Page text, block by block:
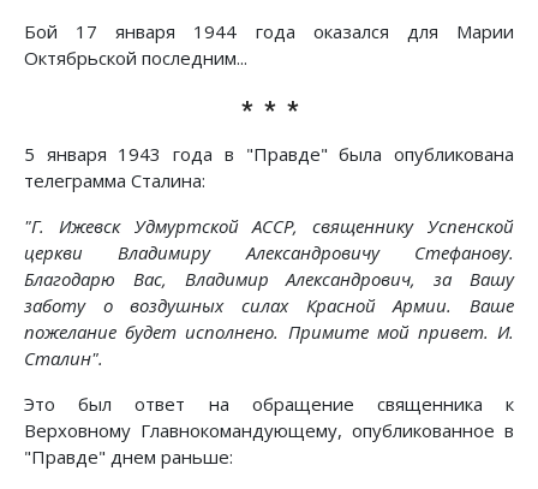
Бой 17 января 1944 года оказался для Марии
Октябрьской последним...
* * *
5 января 1943 года в "Правде" была опубликована
телеграмма Сталина:
"Г. Ижевск Удмуртской АССР, священнику Успенской
церкви Владимиру Александровичу Стефанову.
Благодарю Вас, Владимир Александрович, за Вашу
заботу о воздушных силах Красной Армии. Ваше
пожелание будет исполнено. Примите мой привет. И.
Сталин".
Это был ответ на обращение священника к
Верховному Главнокомандующему, опубликованное в
"Правде" днем раньше: